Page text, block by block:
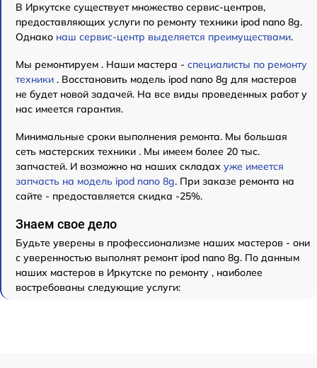
В Иркутске существует множество сервис-центров,
предоставляющих услуги по ремонту техники ipod nano 8g.
Однако наш сервис-центр выделяется преимуществами.
Мы ремонтируем . Наши мастера - специалисты по ремонту
техники . Восстановить модель ipod nano 8g для мастеров
не будет новой задачей. На все виды проведенных работ у
нас имеется гарантия.
Минимальные сроки выполнения ремонта. Мы большая
сеть мастерских техники . Мы имеем более 20 тыс.
запчастей. И возможно на наших складах уже имеется
запчасть на модель ipod nano 8g. При заказе ремонта на
сайте - предоставляется скидка -25%.
Знаем свое дело
Будьте уверены в профессионализме наших мастеров - они
с уверенностью выполнят ремонт ipod nano 8g. По данным
наших мастеров в Иркутске по ремонту , наиболее
востребованы следующие услуги: